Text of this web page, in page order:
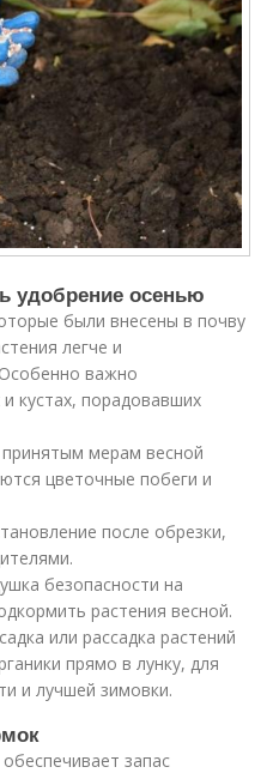
удобрение осенью
были внесены в почву
легче и
важно
кустах, порадовавших
мерам весной
цветочные побеги и
после обрезки,
безопасности на
растения весной.
или рассадка растений
прямо в лунку, для
и лучшей зимовки.
запас